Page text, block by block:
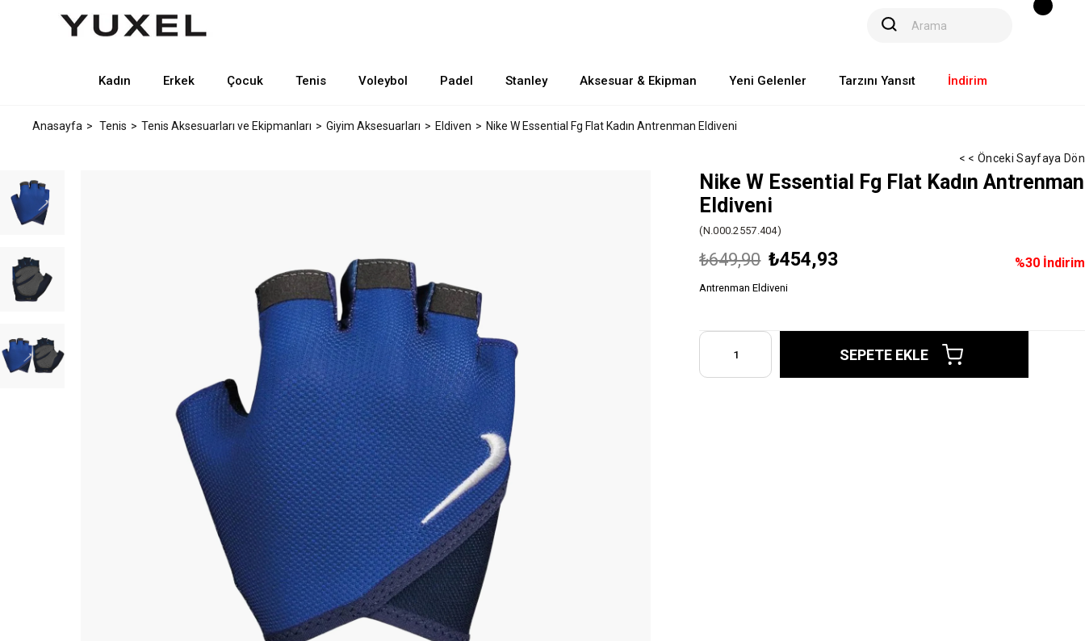
Kadın Erkek Çocuk Tenis Voleybol Padel Stanley Aksesuar & Ekipman Yeni Gelenler Tarzını Yansıt İndirim
Anasayfa Tenis Tenis Aksesuarları ve Ekipmanları Giyim Aksesuarları Eldiven Nike W Essential Fg Flat Kadın Antrenman Eldiveni
< < Önceki Sayfaya Dön
Nike W Essential Fg Flat Kadın Antrenman
Eldiveni
(N.000.2557.404)
%30İndirim
₺649,90 ₺454,93
Antrenman Eldiveni